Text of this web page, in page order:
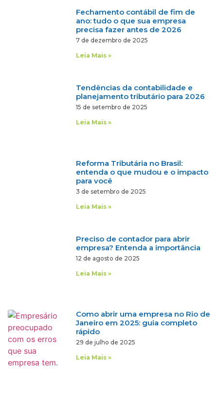
Fechamento contábil de fim de
ano: tudo o que sua empresa
precisa fazer antes de 2026
7 de dezembro de 2025
Leia Mais »
Tendências da contabilidade e
planejamento tributário para 2026
15 de setembro de 2025
Leia Mais »
Reforma Tributária no Brasil:
entenda o que mudou e o impacto
para você
3 de setembro de 2025
Leia Mais »
Preciso de contador para abrir
empresa? Entenda a importância
12 de agosto de 2025
Leia Mais »
Como abrir uma empresa no Rio de
Janeiro em 2025: guia completo
rápido
29 de julho de 2025
Leia Mais »